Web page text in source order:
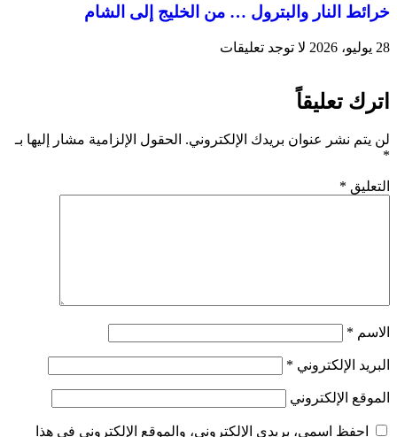
خرائط النار والبترول … من الخليج إلى الشام
28 يوليو، 2026 لا توجد تعليقات
اترك تعليقاً
لن يتم نشر عنوان بريدك الإلكتروني. الحقول الإلزامية مشار إليها بـ
*
التعليق *
الاسم *
البريد الإلكتروني *
الموقع الإلكتروني
احفظ اسمي، بريدي الإلكتروني، والموقع الإلكتروني في هذا